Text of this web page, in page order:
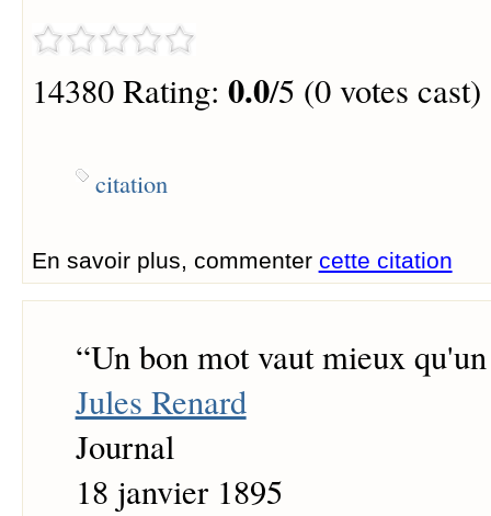
14380 Rating: 0.0/5 (0 votes cast)
citation
En savoir plus, commenter cette citation
“Un bon mot vaut mieux
Jules Renard
Journal
18 janvier 1895